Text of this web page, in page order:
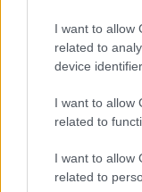
I want to allow
related to
device
I want to allow
related to
I want to allow
related to
Jól járt-e
a